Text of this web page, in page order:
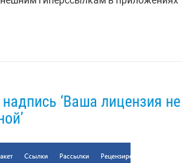
‘Ваша лицензия не